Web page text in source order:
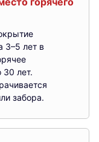
3–5 лет в
лет.
забора.